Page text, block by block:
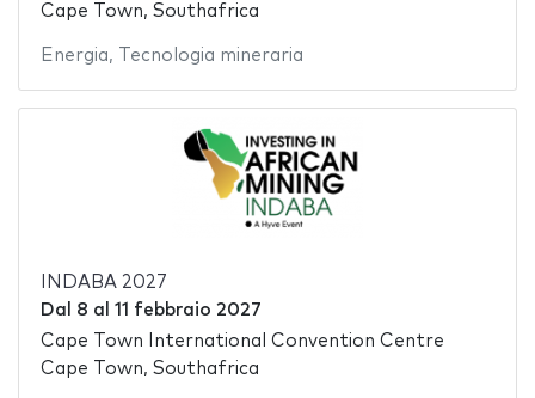
Cape Town, Southafrica
Energia, Tecnologia mineraria
INDABA 2027
Dal 8 al 11 febbraio 2027
Cape Town International Convention Centre
Cape Town, Southafrica